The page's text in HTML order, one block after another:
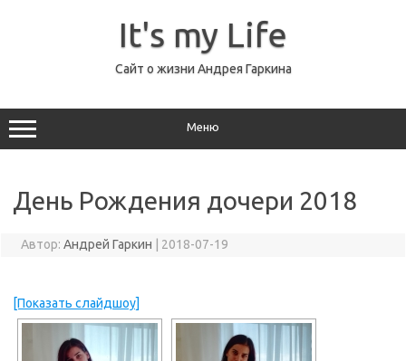
It's my Life
Сайт о жизни Андрея Гаркина
Меню
День Рождения дочери 2018
Автор: Андрей Гаркин 2018-07-19
[Показать слайдшоу]